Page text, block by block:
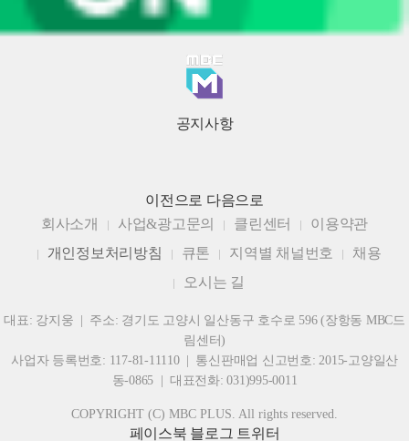
공지사항
이전으로 다음으로
회사소개
사업&광고문의 클린센터
이용약관
개인정보처리방침
큐톤 지역별 채널번호
채용
오시는 길
대표: 강지웅 | 주소: 경기도 고양시 일산동구 호수로 596 (장항동 MBC드
림센터)
사업자 등록번호: 117-81-11110 | 통신판매업 신고번호: 2015-고양일산
동-0865 | 대표전화: 031)995-0011
COPYRIGHT (C) MBC PLUS. All rights reserved.
페이스북 블로그 트위터